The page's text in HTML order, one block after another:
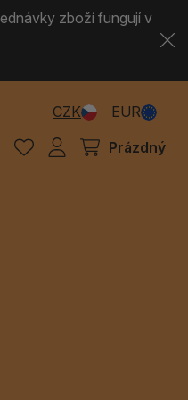
zboží fungují v
CZK
EUR
Prázdný